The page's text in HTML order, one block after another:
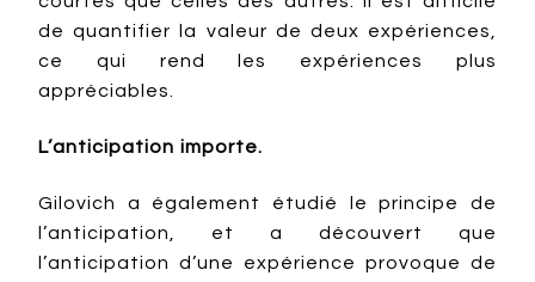
de quantifier la valeur de deux expériences,
ce qui rend les expériences plus
appréciables.
L’anticipation importe.
Gilovich a également étudié le principe de
l’anticipation, et a découvert que
l’anticipation d’une expérience provoque de